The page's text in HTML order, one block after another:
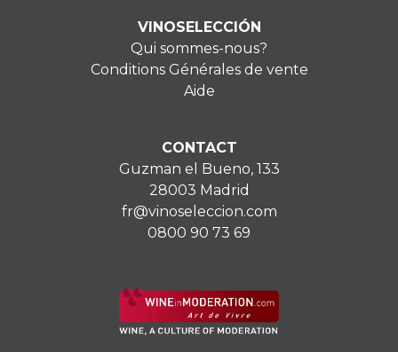
VINOSELECCIÓN
Qui sommes-nous?
Conditions Générales de vente
Aide
CONTACT
Guzman el Bueno, 133
28003 Madrid
fr@vinoseleccion.com
0800 90 73 69